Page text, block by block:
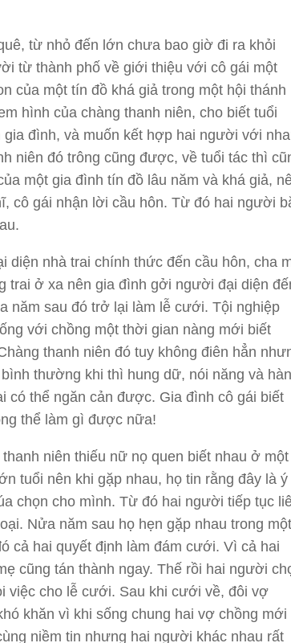
từ nhỏ đến lớn chưa bao giờ đi ra khỏi
từ thành phố về giới thiệu với cô gái một
của một tín đồ khá giả trong một hội thánh
hình của chàng thanh niên, cho biết tuổi
đình, và muốn kết hợp hai người với
niên đó trông cũng được, về tuổi tác thì
một gia đình tín đồ lâu năm và khá giả,
cô gái nhận lời cầu hôn. Từ đó hai người
diện nhà trai chính thức đến cầu hôn, cha
trai ở xa nên gia đình gởi người đại diện
năm sau đó trở lại làm lễ cưới. Tội nghiệp
với chồng một thời gian nàng mới biết
thanh niên đó tuy không điên hẳn
thường khi thì hung dữ, nói năng và
có thể ngăn cản được. Gia đình cô gái biết
thể làm gì được nữa!
niên thiếu nữ nọ quen biết nhau ở một
tuổi nên khi gặp nhau, họ tin rằng đây là ý
chọn cho mình. Từ đó hai người tiếp tục
Nửa năm sau họ hẹn gặp nhau trong một
cả hai quyết định làm đám cưới. Vì cả hai
cũng tán thành ngay. Thế rồi hai người
việc cho lễ cưới. Sau khi cưới về, đôi vợ
khăn vì khi sống chung hai vợ chồng mới
niềm tin nhưng hai người khác nhau rất